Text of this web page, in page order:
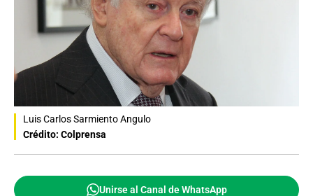
Luis Carlos Sarmiento Angulo
Crédito: Colprensa
Unirse al Canal de WhatsApp